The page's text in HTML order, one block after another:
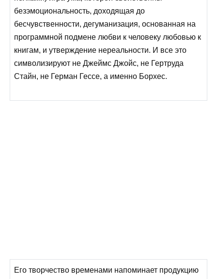
безэмоциональность, доходящая до
бесчувственности, дегуманизация, основанная на
программной подмене любви к человеку любовью к
книгам, и утверждение нереальности. И все это
символизируют не Джеймс Джойс, не Гертруда
Стайн, не Герман Гессе, а именно Борхес.
Его творчество временами напоминает продукцию